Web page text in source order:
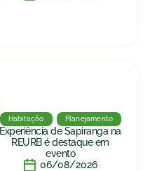
Habitação Planejamento
Experiência de Sapiranga na
REURB é destaque em
evento
06/08/2026